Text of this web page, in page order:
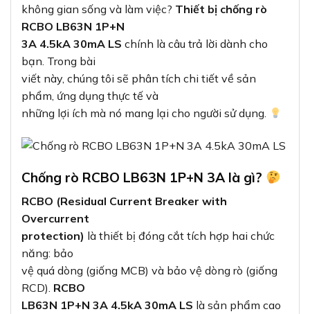
không gian sống và làm việc? Thiết bị chống rò
RCBO LB63N 1P+N
3A 4.5kA 30mA LS chính là câu trả lời dành cho
bạn. Trong bài
viết này, chúng tôi sẽ phân tích chi tiết về sản
phẩm, ứng dụng thực tế và
những lợi ích mà nó mang lại cho người sử dụng.
Chống rò RCBO LB63N 1P+N 3A là gì?
RCBO (Residual Current Breaker with
Overcurrent
protection) là thiết bị đóng cắt tích hợp hai chức
năng: bảo
vệ quá dòng (giống MCB) và bảo vệ dòng rò (giống
RCD). RCBO
LB63N 1P+N 3A 4.5kA 30mA LS là sản phẩm cao